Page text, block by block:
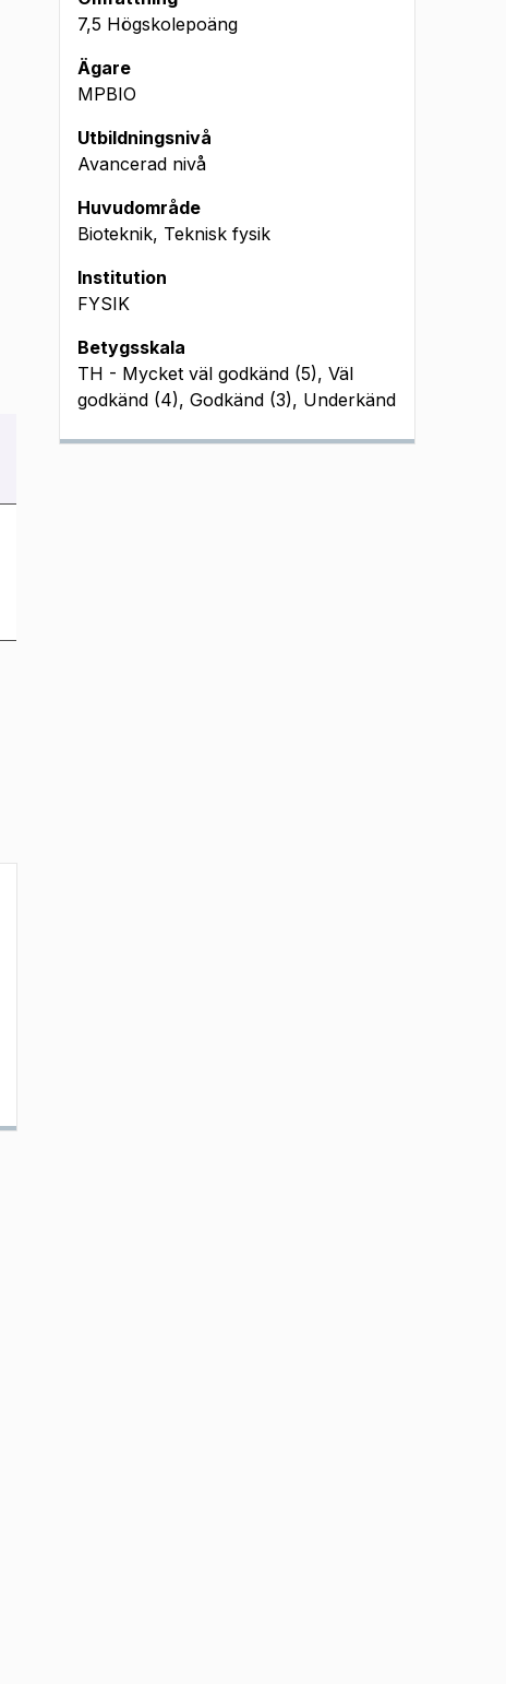
7,5 Högskolepoäng
Ägare
MPBIO
Utbildningsnivå
Avancerad nivå
Huvudområde
Bioteknik, Teknisk fysik
Institution
FYSIK
Betygsskala
TH - Mycket väl godkänd (5), Väl
godkänd (4), Godkänd (3), Underkänd